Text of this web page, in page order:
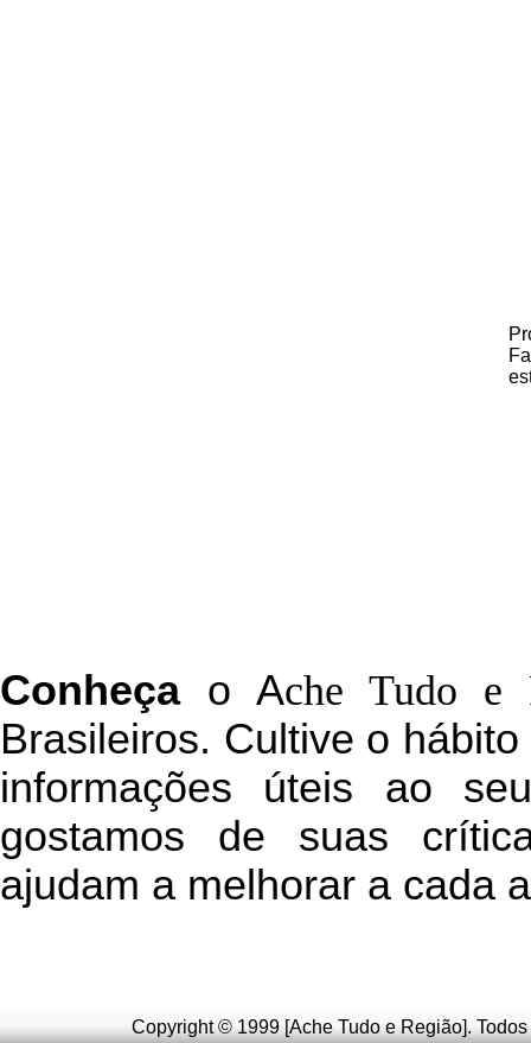
Conheçao Ache Tudo e
Brasileiros. Cultive o
informações úteis ao
gostamos de suas
ajudam a melhorar a cada
Copyright © 1999 [Ache Tudo e Região].